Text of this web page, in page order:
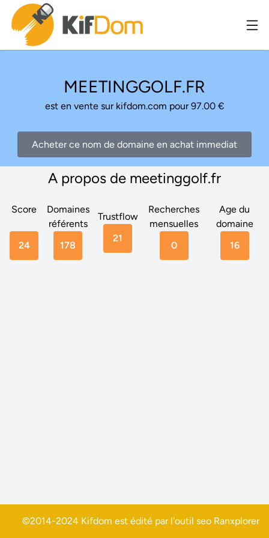
MEETINGGOLF.FR
est en vente sur kifdom.com pour 97.00 €
Acheter ce nom de domaine en achat immediat
A propos de meetinggolf.fr
Score
24
Domaines
référents
178
Trustflow
21
Recherches
mensuelles
0
Age du
domaine
16
©2014-2024 Kifdom est édité par l'outil seo Ranxplorer